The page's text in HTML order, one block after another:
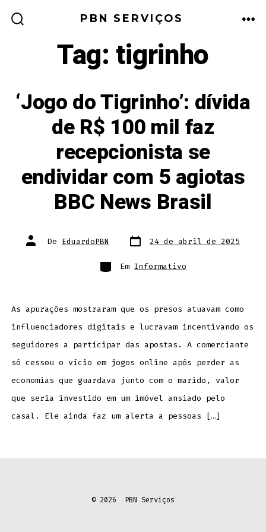
direto
PBN SERVIÇOS
Tag: tigrinho
‘Jogo do Tigrinho’: dívida
de R$ 100 mil faz
recepcionista se
endividar com 5 agiotas
BBC News Brasil
Autor
do De EduardoPBN Data
do
24 de abril de 2025
Categorias
Em Informativo
As apurações mostraram que os presos atuavam como
influenciadores digitais e lucravam incentivando os
seguidores a participar das apostas. A comerciante
só cessou o vício em jogos online após perder as
economias que guardava junto com o marido, valor
que seria investido em um imóvel ansiado pelo
casal. Ele ainda faz um alerta a pessoas […]
© 2026 PBN Serviços